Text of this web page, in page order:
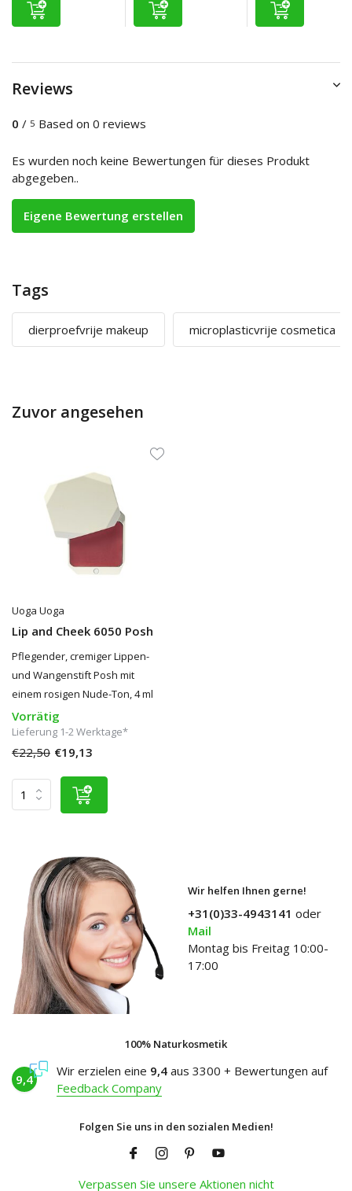
Reviews
0 / 5 Based on 0 reviews
Es wurden noch keine Bewertungen für dieses Produkt
abgegeben..
Eigene Bewertung erstellen
Tags
dierproefvrije makeup microplasticvrije cosmetica
Zuvor angesehen
Uoga Uoga
Lip and Cheek 6050 Posh
Pflegender, cremiger Lippen-
und Wangenstift Posh mit
einem rosigen Nude-Ton, 4 ml
Vorrätig
Lieferung 1-2 Werktage*
€22,50 €19,13
Wir helfen Ihnen gerne!
+31(0)33-4943141 oder
Mail
Montag bis Freitag 10:00-
17:00
100% Naturkosmetik
9,4
Wir erzielen eine 9,4 aus 3300 + Bewertungen auf
Feedback Company
Folgen Sie uns in den sozialen Medien!
Verpassen Sie unsere Aktionen nicht